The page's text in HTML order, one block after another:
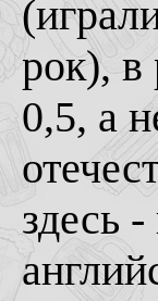
рок), в
0,5, а
здесь